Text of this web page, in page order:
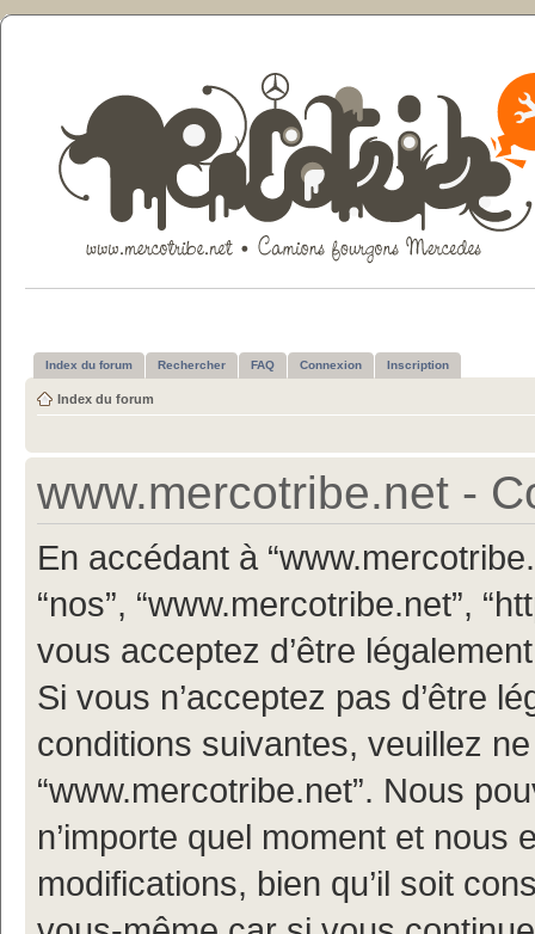
Index du forum Rechercher FAQ Connexion Inscription
Index du forum
www.mercotribe.net -
En accédant à
“nos”, “www.mercotribe.net”,
vous acceptez d’être
Si vous n’acceptez pas d’être
conditions suivantes, veuillez
“www.mercotribe.net”. Nous
n’importe quel moment et
modifications, bien qu’il soit